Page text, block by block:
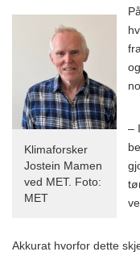
Klimaforsker
Jostein Mamen
ved MET. Foto:
MET
–
Akkurat hvorfor dette